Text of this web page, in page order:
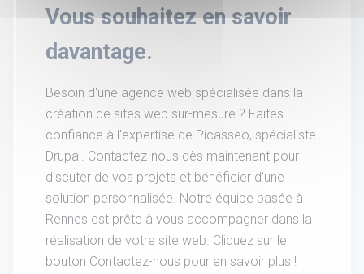
Vous souhaitez en savoir
davantage.
Besoin d'une agence web spécialisée dans la
création de sites web sur-mesure ? Faites
confiance à l'expertise de Picasseo, spécialiste
Drupal. Contactez-nous dès maintenant pour
discuter de vos projets et bénéficier d'une
solution personnalisée. Notre équipe basée à
Rennes est prête à vous accompagner dans la
réalisation de votre site web. Cliquez sur le
bouton Contactez-nous pour en savoir plus !